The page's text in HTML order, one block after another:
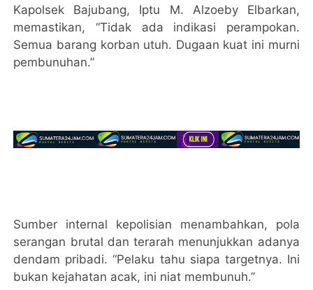
Kapolsek Bajubang, Iptu M. Alzoeby Elbarkan,
memastikan, “Tidak ada indikasi perampokan.
Semua barang korban utuh. Dugaan kuat ini murni
pembunuhan.”
Sumber internal kepolisian menambahkan, pola
serangan brutal dan terarah menunjukkan adanya
dendam pribadi. “Pelaku tahu siapa targetnya. Ini
bukan kejahatan acak, ini niat membunuh.”